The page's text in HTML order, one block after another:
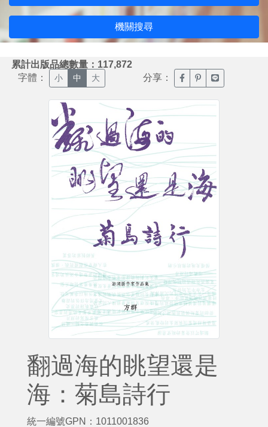
機關搜尋
累計出版品總數量：117,872
字體： 小 中 大 分享： 臉書分享(另開新視窗)
噗浪分享(另開新
Line分享(另
翻過海的眺望還是
海：菊島詩行
統一編號GPN：1011001836